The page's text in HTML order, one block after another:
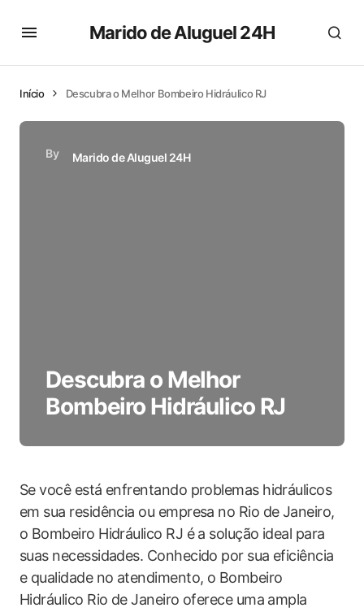
Marido de Aluguel 24H
Início Descubra o Melhor Bombeiro Hidráulico RJ
By Marido de Aluguel 24H
Descubra o Melhor
Bombeiro Hidráulico RJ
Se você está enfrentando problemas hidráulicos
em sua residência ou empresa no Rio de Janeiro,
o Bombeiro Hidráulico RJ é a solução ideal para
suas necessidades. Conhecido por sua eficiência
e qualidade no atendimento, o Bombeiro
Hidráulico Rio de Janeiro oferece uma ampla